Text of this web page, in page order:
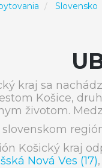
Slovensko
kraj sa
Košice,
životom.
slovenskom
Košický kraj
Nová Ves (17),